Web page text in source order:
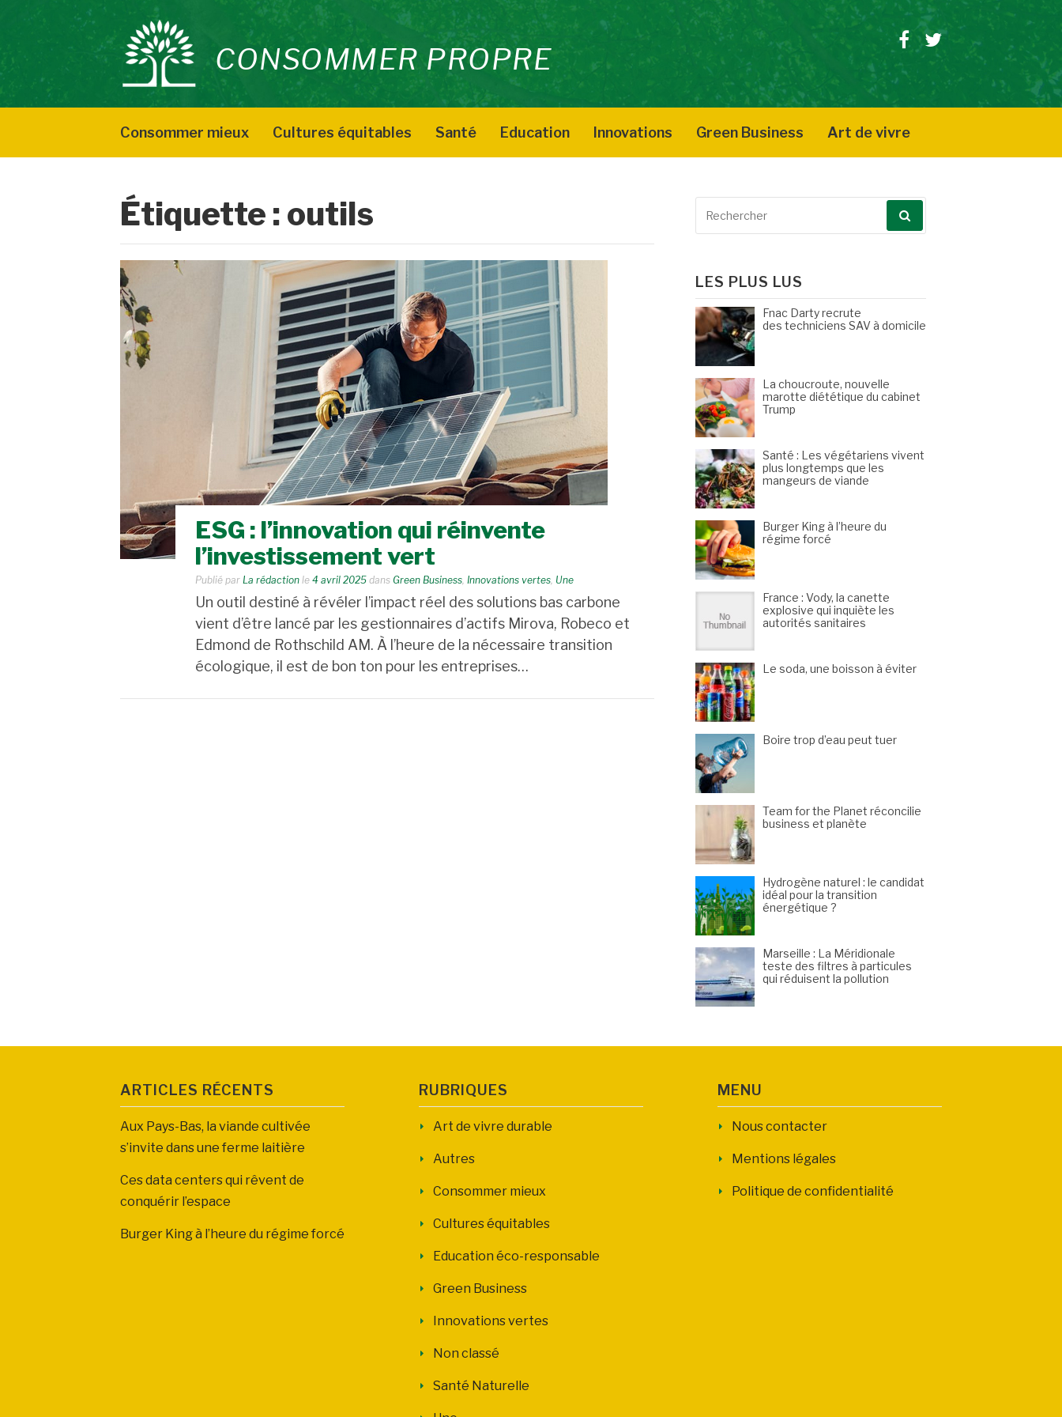
contenu
CONSOMMER PROPRE
Facebook
Twitter
Consommer mieux Cultures équitables Santé Education Innovations Green Business Art de vivre
Étiquette : outils
ESG : l’innovation qui réinvente
l’investissement vert
Publié par La rédaction le 4 avril 2025 dans Green Business, Innovations vertes, Une
Un outil destiné à révéler l’impact réel des solutions bas carbone
vient d’être lancé par les gestionnaires d’actifs Mirova, Robeco et
Edmond de Rothschild AM. À l’heure de la nécessaire transition
écologique, il est de bon ton pour les entreprises…
LES PLUS LUS
Fnac Darty recrute
des techniciens SAV à domicile
La choucroute, nouvelle
marotte diététique du cabinet
Trump
Santé : Les végétariens vivent
plus longtemps que les
mangeurs de viande
Burger King à l’heure du
régime forcé
France : Vody, la canette
explosive qui inquiète les
autorités sanitaires
Le soda, une boisson à éviter
Boire trop d’eau peut tuer
Team for the Planet réconcilie
business et planète
Hydrogène naturel : le candidat
idéal pour la transition
énergétique ?
Marseille : La Méridionale
teste des filtres à particules
qui réduisent la pollution
ARTICLES RÉCENTS
Aux Pays-Bas, la viande cultivée
s’invite dans une ferme laitière
Ces data centers qui rêvent de
conquérir l’espace
Burger King à l’heure du régime forcé
RUBRIQUES
Art de vivre durable
Autres
Consommer mieux
Cultures équitables
Education éco-responsable
Green Business
Innovations vertes
Non classé
Santé Naturelle
MENU
Nous contacter
Mentions légales
Politique de confidentialité